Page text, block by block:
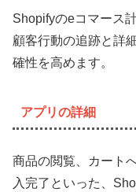
Shopifyのeコマース
顧客行動の追跡と詳
確性を高めます。
アプリの詳細
商品の閲覧、カート
入完了といった、